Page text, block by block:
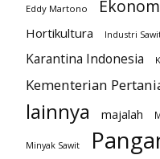
Eddy Martono
Hortikultura Industri
Karantina Indonesia
Kementerian
lainnya majalah
Minyak Sawit